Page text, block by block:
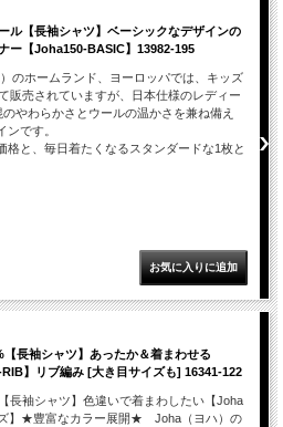
ル【長袖シャツ】ベーシックなデザインの
ー【Joha150-BASIC】13982-195
のホームランド、ヨーロッパでは、キッズ
販売されていますが、日本仕様のレディー
やわらかさとウールの温かさを兼ね備え
です。
格と、毎日着たくなるスタンダードな1枚と
【長袖シャツ】あったか＆着まわせる
RIB】リブ編み [大き目サイズも] 16341-122
長袖シャツ】色違いで着まわしたい【Joha
】★豊富なカラー展開★ Joha（ヨハ）の